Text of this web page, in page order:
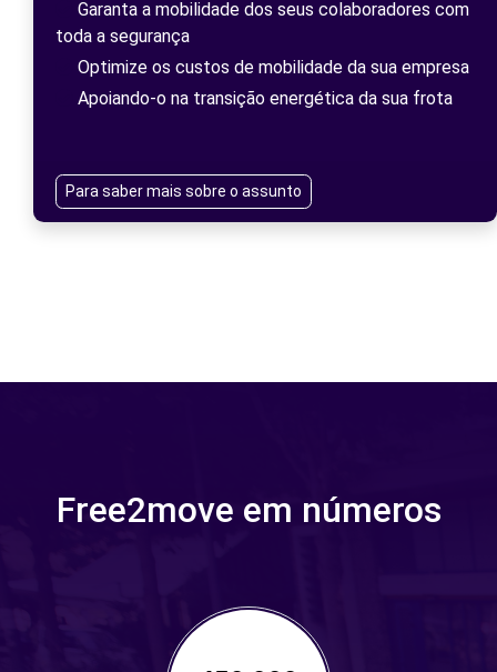
Garanta a mobilidade dos seus colaboradores com
toda a segurança
Optimize os custos de mobilidade da sua empresa
Apoiando-o na transição energética da sua frota
Para saber mais sobre o assunto
Free2move em números